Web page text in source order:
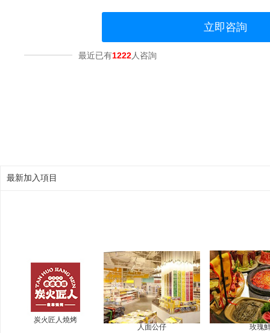
立即咨詢
最近已有1222人咨詢
最新加入項目
炭火匠人燒烤
人面公仔
玫瑰